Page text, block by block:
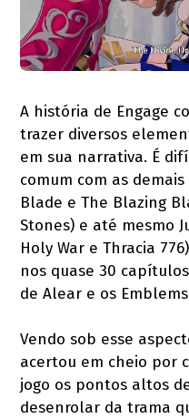
A história de Engage
trazer diversos
em sua narrativa. É
comum com as
Blade e The Blazing
Stones) e até mesmo
Holy War e Thracia
nos quase 30
de Alear e os
Vendo sob esse
acertou em cheio por
jogo os pontos altos
desenrolar da trama